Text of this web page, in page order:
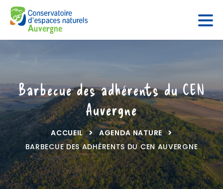
Barbecue des adhérents du CEN
Auvergne
ACCUEIL
AGENDA NATURE
BARBECUE DES ADHÉRENTS DU CEN AUVERGNE
Panneau de gestion des cookies